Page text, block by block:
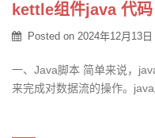
kettle组件java 代码
Posted on 2024年12月13日
一、Java脚本 简单来说，
来完成对数据流的操作。